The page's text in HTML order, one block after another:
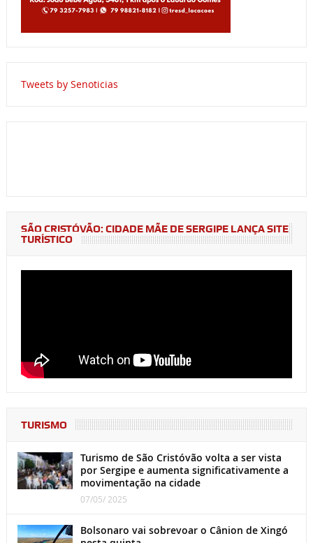
Tweets by Senoticias
SÃO CRISTÓVÃO: CIDADE MÃE DE SERGIPE LANÇA SITE
TURÍSTICO
TURISMO
Turismo de São Cristóvão volta a ser vista
por Sergipe e aumenta significativamente a
movimentação na cidade
07/05/ 2025
Bolsonaro vai sobrevoar o Cânion de Xingó